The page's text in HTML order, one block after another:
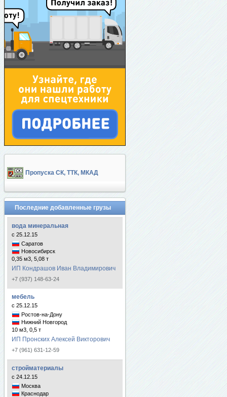
Пропуска СК, ТТК, МКАД
Последние добавленные грузы
вода минеральная
с 25.12.15
Саратов
Новосибирск
0,35 м3, 5,08 т
ИП Кондрашов Иван Владимирович
+7 (937) 148-63-24
мебель
с 25.12.15
Ростов-на-Дону
Нижний Новгород
10 м3, 0,5 т
ИП Пронских Алексей Викторович
+7 (961) 631-12-59
стройматериалы
с 24.12.15
Москва
Краснодар